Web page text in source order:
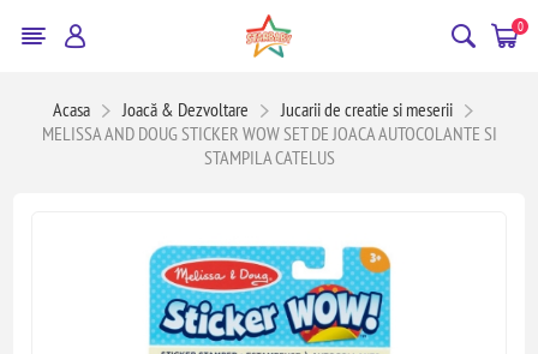
0
Acasa Joacă & Dezvoltare
Jucarii de creatie si meserii
MELISSA AND DOUG STICKER WOW SET DE JOACA AUTOCOLANTE SI
STAMPILA CATELUS